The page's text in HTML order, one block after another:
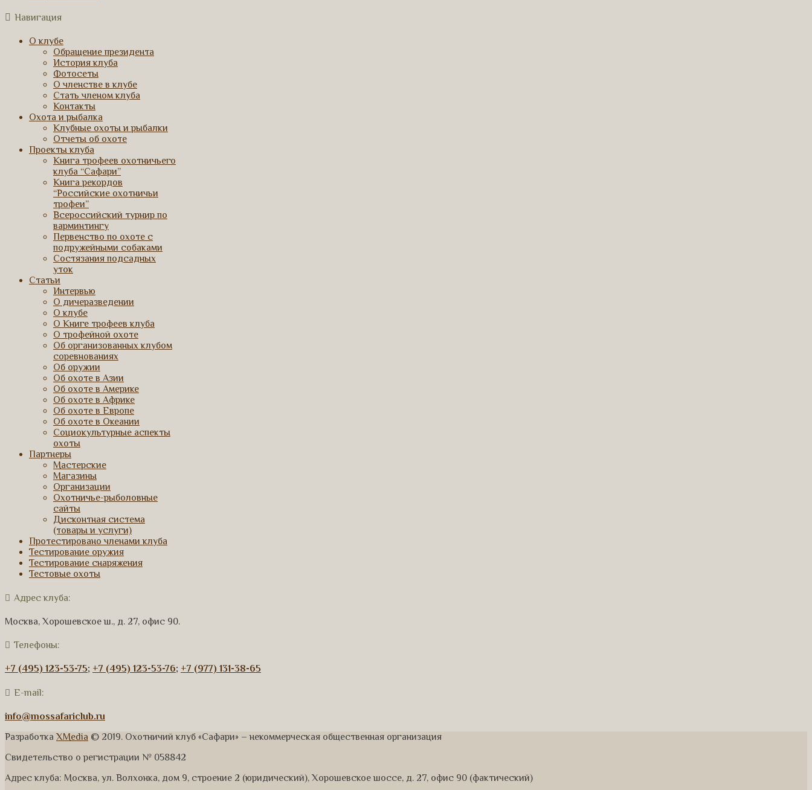
Навигация
О клубе
Обращение президента
История клуба
Фотосеты
О членстве в клубе
Стать членом клуба
Контакты
Охота и рыбалка
Клубные охоты и рыбалки
Отчеты об охоте
Проекты клуба
Книга трофеев охотничьего
клуба “Сафари”
Книга рекордов
“Российские охотничьи
трофеи”
Всероссийский турнир по
варминтингу
Первенство по охоте с
подружейными собаками
Состязания подсадных
уток
Статьи
Интервью
О дичеразведении
О клубе
О Книге трофеев клуба
О трофейной охоте
Об организованных клубом
соревнованиях
Об оружии
Об охоте в Азии
Об охоте в Америке
Об охоте в Африке
Об охоте в Европе
Об охоте в Океании
Социокультурные аспекты
охоты
Партнеры
Мастерские
Магазины
Организации
Охотничье-рыболовные
сайты
Дисконтная система
(товары и услуги)
Протестировано членами клуба
Тестирование оружия
Тестирование снаряжения
Тестовые охоты
Адрес клуба:
Москва, Хорошевское ш., д. 27, офис 90.
Телефоны:
+7 (495) 123-53-75; +7 (495) 123-53-76; +7 (977) 131-38-65
E-mail:
info@mossafariclub.ru
Разработка XMedia © 2019. Охотничий клуб «Сафари» – некоммерческая общественная организация
Свидетельство о регистрации № 058842
Адрес клуба: Москва, ул. Волхонка, дом 9, строение 2 (юридический), Хорошевское шоссе, д. 27, офис 90 (фактический)